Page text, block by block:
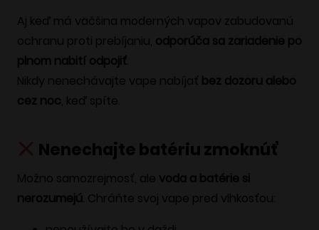
Aj keď má väčšina moderných vapov zabudovanú
ochranu proti prebíjaniu, odporúča sa zariadenie po
plnom nabití odpojiť.
Nikdy nenechávajte vape nabíjať bez dozoru alebo
cez noc, keď spíte.
Nenechajte batériu zmoknúť
Možno samozrejmosť, ale voda a batérie si
nerozumejú. Chráňte svoj vape pred vlhkosťou: